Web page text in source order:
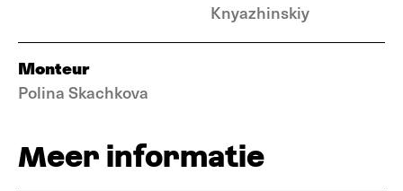
Knyazhinskiy
Monteur
Polina Skachkova
Meer informatie